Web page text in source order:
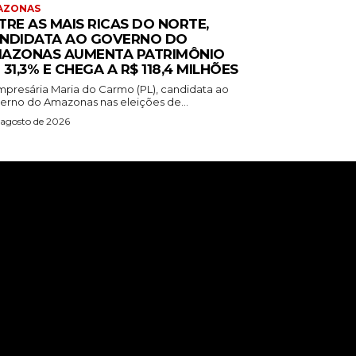
AS MAIS RICAS DO NORTE,
AO GOVERNO DO
AUMENTA PATRIMÔNIO
31,3% E CHEGA A R$ 118,4 MILHÕES
Maria do Carmo (PL), candidata ao
do Amazonas nas eleições de...
de 2026